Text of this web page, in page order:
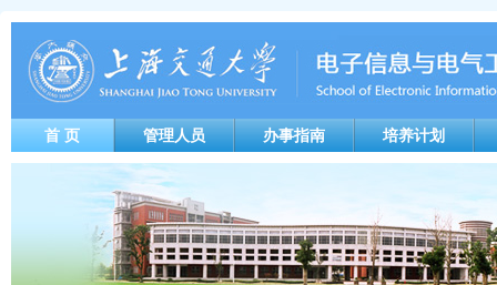
首 页 管理人员 办事指南 培养计划